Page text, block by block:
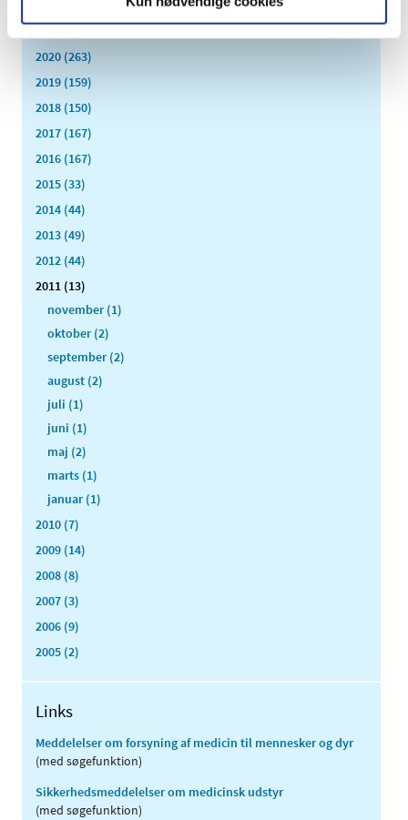
2020 (263)
2019 (159)
2018 (150)
2017 (167)
2016 (167)
2015 (33)
2014 (44)
2013 (49)
2012 (44)
2011 (13)
november (1)
oktober (2)
september (2)
august (2)
juli (1)
juni (1)
maj (2)
marts (1)
januar (1)
2010 (7)
2009 (14)
2008 (8)
2007 (3)
2006 (9)
2005 (2)
Links
Meddelelser om forsyning af medicin til mennesker og dyr
(med søgefunktion)
Sikkerhedsmeddelelser om medicinsk udstyr
(med søgefunktion)